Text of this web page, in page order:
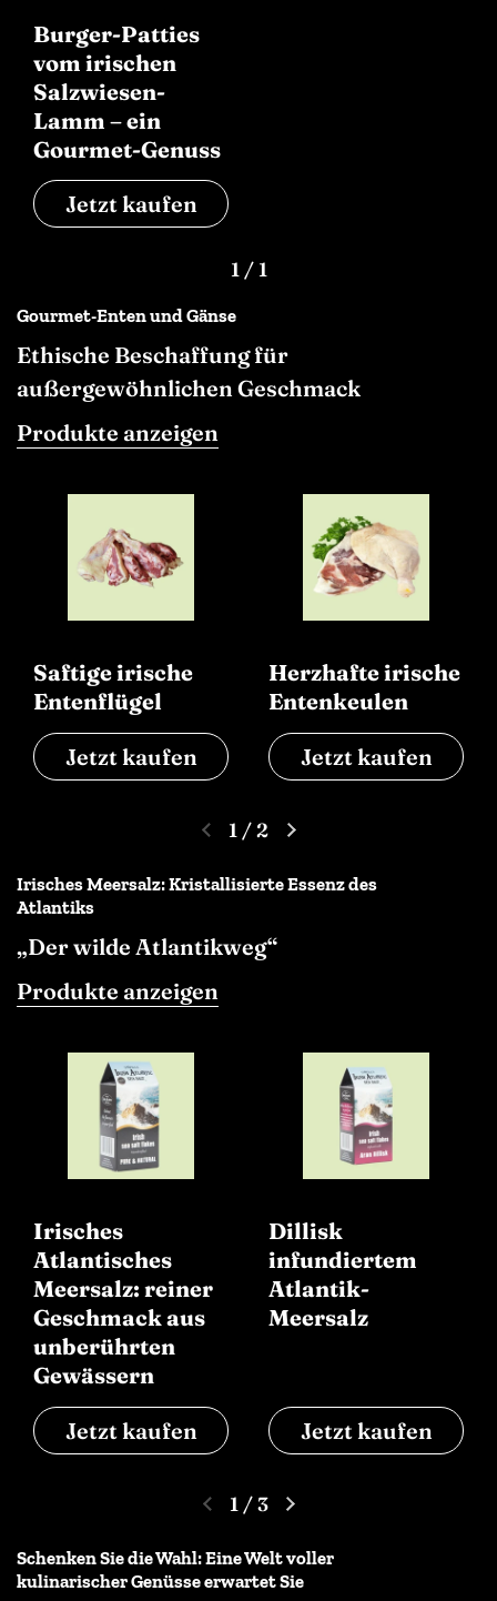
Burger-Patties
vom irischen
Salzwiesen-
Lamm – ein
Gourmet-Genuss
Jetzt kaufen
1 / 1
Gourmet-Enten und Gänse
Ethische Beschaffung für
außergewöhnlichen Geschmack
Produkte anzeigen
Saftige irische
Entenflügel
Jetzt kaufen
Herzhafte irische
Entenkeulen
Jetzt kaufen
1 /2
Irisches Meersalz: Kristallisierte Essenz des
Atlantiks
„Der wilde Atlantikweg“
Produkte anzeigen
Irisches
Atlantisches
Meersalz: reiner
Geschmack aus
unberührten
Gewässern
Jetzt kaufen
Dillisk
infundiertem
Atlantik-
Meersalz
Jetzt kaufen
1 /3
Schenken Sie die Wahl: Eine Welt voller
kulinarischer Genüsse erwartet Sie